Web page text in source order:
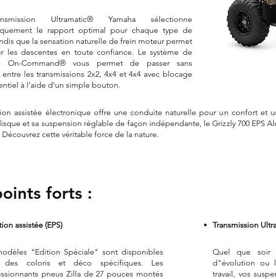
Ultramatic® Yamaha sélectionne
le rapport optimal pour chaque type de
que la sensation naturelle de frein moteur permet
les descentes en toute confiance. Le système de
On-Command® vous permet de passer sans
les transmissions 2x2, 4x4 et 4x4 avec blocage
à l’aide d’un simple bouton.
assistée électronique offre une conduite naturelle pour un confort et
et sa suspension réglable de façon indépendante, le Grizzly 700 EPS
cette véritable force de la nature.
forts :
assistée (EPS) Transmission
"Edition Spéciale" sont disponibles
des coloris et déco spécifiques. Les
pneus Zilla de 27 pouces montés
Quel que soir
d"évolution ou
travail, vos